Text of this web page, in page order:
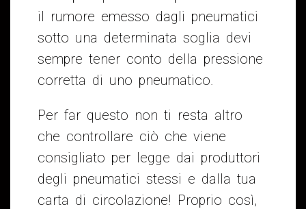
il rumore emesso dagli pneumatici
sotto una determinata soglia devi
sempre tener conto della pressione
corretta di uno pneumatico.
Per far questo non ti resta altro
che controllare ciò che viene
consigliato per legge dai produttori
degli pneumatici stessi e dalla tua
carta di circolazione! Proprio così,